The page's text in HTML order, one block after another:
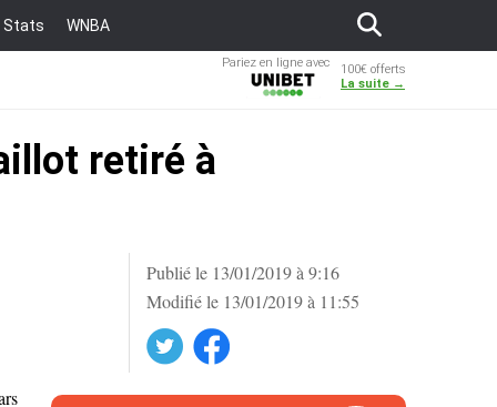
Stats WNBA
Pariez en ligne avec
100€ offerts
La suite →
retiré à
Publié le 13/01/2019 à 9:16
Modifié le 13/01/2019 à 11:55
Facebook